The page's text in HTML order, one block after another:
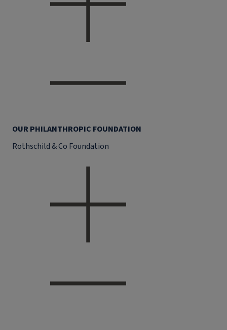
OUR PHILANTHROPIC FOUNDATION
Rothschild & Co Foundation